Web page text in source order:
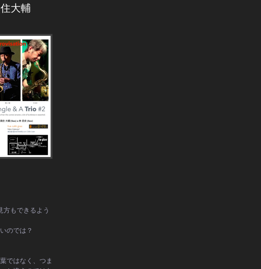
大輔
方もできるよう
のでは？
ではなく、つま